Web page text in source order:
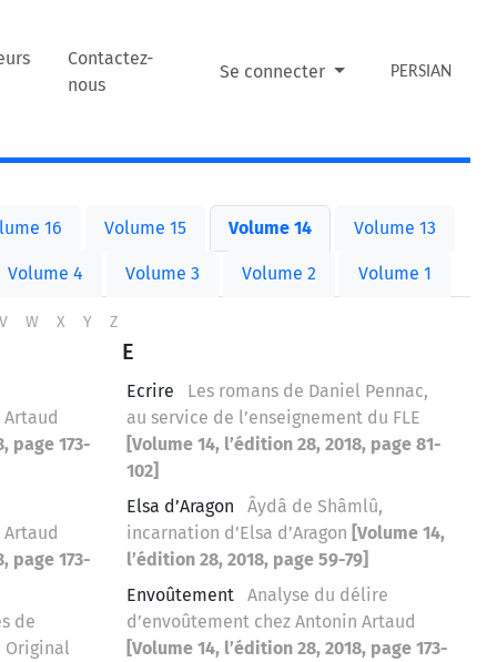
Contactez-
nous
Se connecter PERSIAN
16 Volume 15 Volume 14 Volume 13
Volume 4 Volume 3 Volume 2 Volume 1
W X Y Z
page 173-
page 173-
de
Original
E
Ecrire
Les romans de Daniel Pennac,
au service de l’enseignement du FLE
[Volume 14, l’édition 28, 2018, page 81-
102]
Elsa d’Aragon
Âydâ de Shâmlû,
incarnation d’Elsa d’Aragon [Volume 14,
l’édition 28, 2018, page 59-79]
Envoûtement
Analyse du délire
d’envoûtement chez Antonin Artaud
[Volume 14, l’édition 28, 2018, page 173-